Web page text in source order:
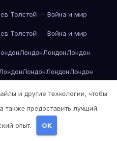
Толстой — Война и мир
Толстой — Война и мир
ЛондонЛондонЛондон
ЛондонЛондонЛондонЛондон
Лос-Анджелес
Лос-АнджелесЛос-Анджелес
Лос-АнджелесЛос-Анджелес
и другие технологии, чтобы
также предоставить лучший
опыт. OK